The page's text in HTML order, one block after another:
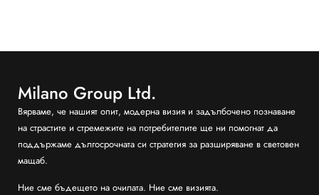
Milano Group Ltd.
Вярваме, че нашият опит, модерна визия и задълбочено познаване
на страстите и стремежите на потребителите ще ни помогнат да
поддържаме дългосрочната си стратегия за разширяване в световен
мащаб.
Ние сме бъдещето на очилата. Ние сме визията.